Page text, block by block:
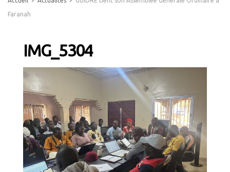
Faranah
IMG_5304